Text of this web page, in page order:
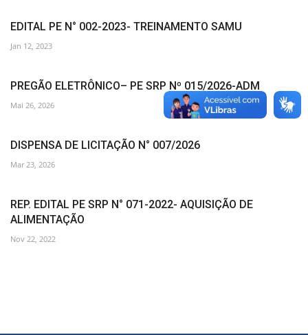
EDITAL PE N° 002-2023- TREINAMENTO SAMU
Jan 12, 2023
PREGÃO ELETRÔNICO– PE SRP Nº 015/2026-ADM
Mai 26, 2026
DISPENSA DE LICITAÇÃO N° 007/2026
Mar 23, 2026
REP. EDITAL PE SRP N° 071-2022- AQUISIÇÃO DE
ALIMENTAÇÃO
Nov 22, 2022